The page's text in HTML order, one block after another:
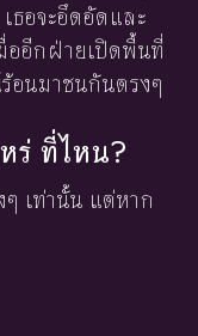
ธอจะอึดอัดและ
ออีกฝ่ายเปิดพื้นที่
อนมาชนกันตรงๆ
ร่ ที่ไหน?
เท่านั้น แต่หาก